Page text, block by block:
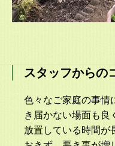
スタッフからの
色々なご家庭の事情
き届かない場面も良
放置している時間が